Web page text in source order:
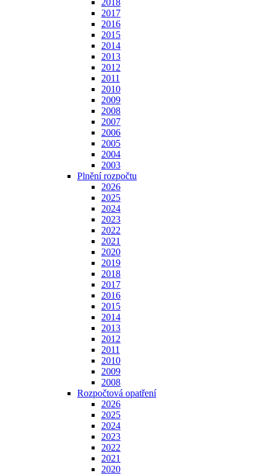
2018
2017
2016
2015
2014
2013
2012
2011
2010
2009
2008
2007
2006
2005
2004
2003
Plnění rozpočtu
2026
2025
2024
2023
2022
2021
2020
2019
2018
2017
2016
2015
2014
2013
2012
2011
2010
2009
2008
Rozpočtová opatření
2026
2025
2024
2023
2022
2021
2020